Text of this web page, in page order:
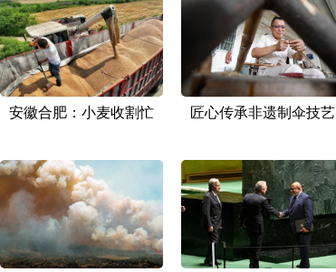
安徽合肥：小麦收割忙 匠心传承非遗制伞技艺